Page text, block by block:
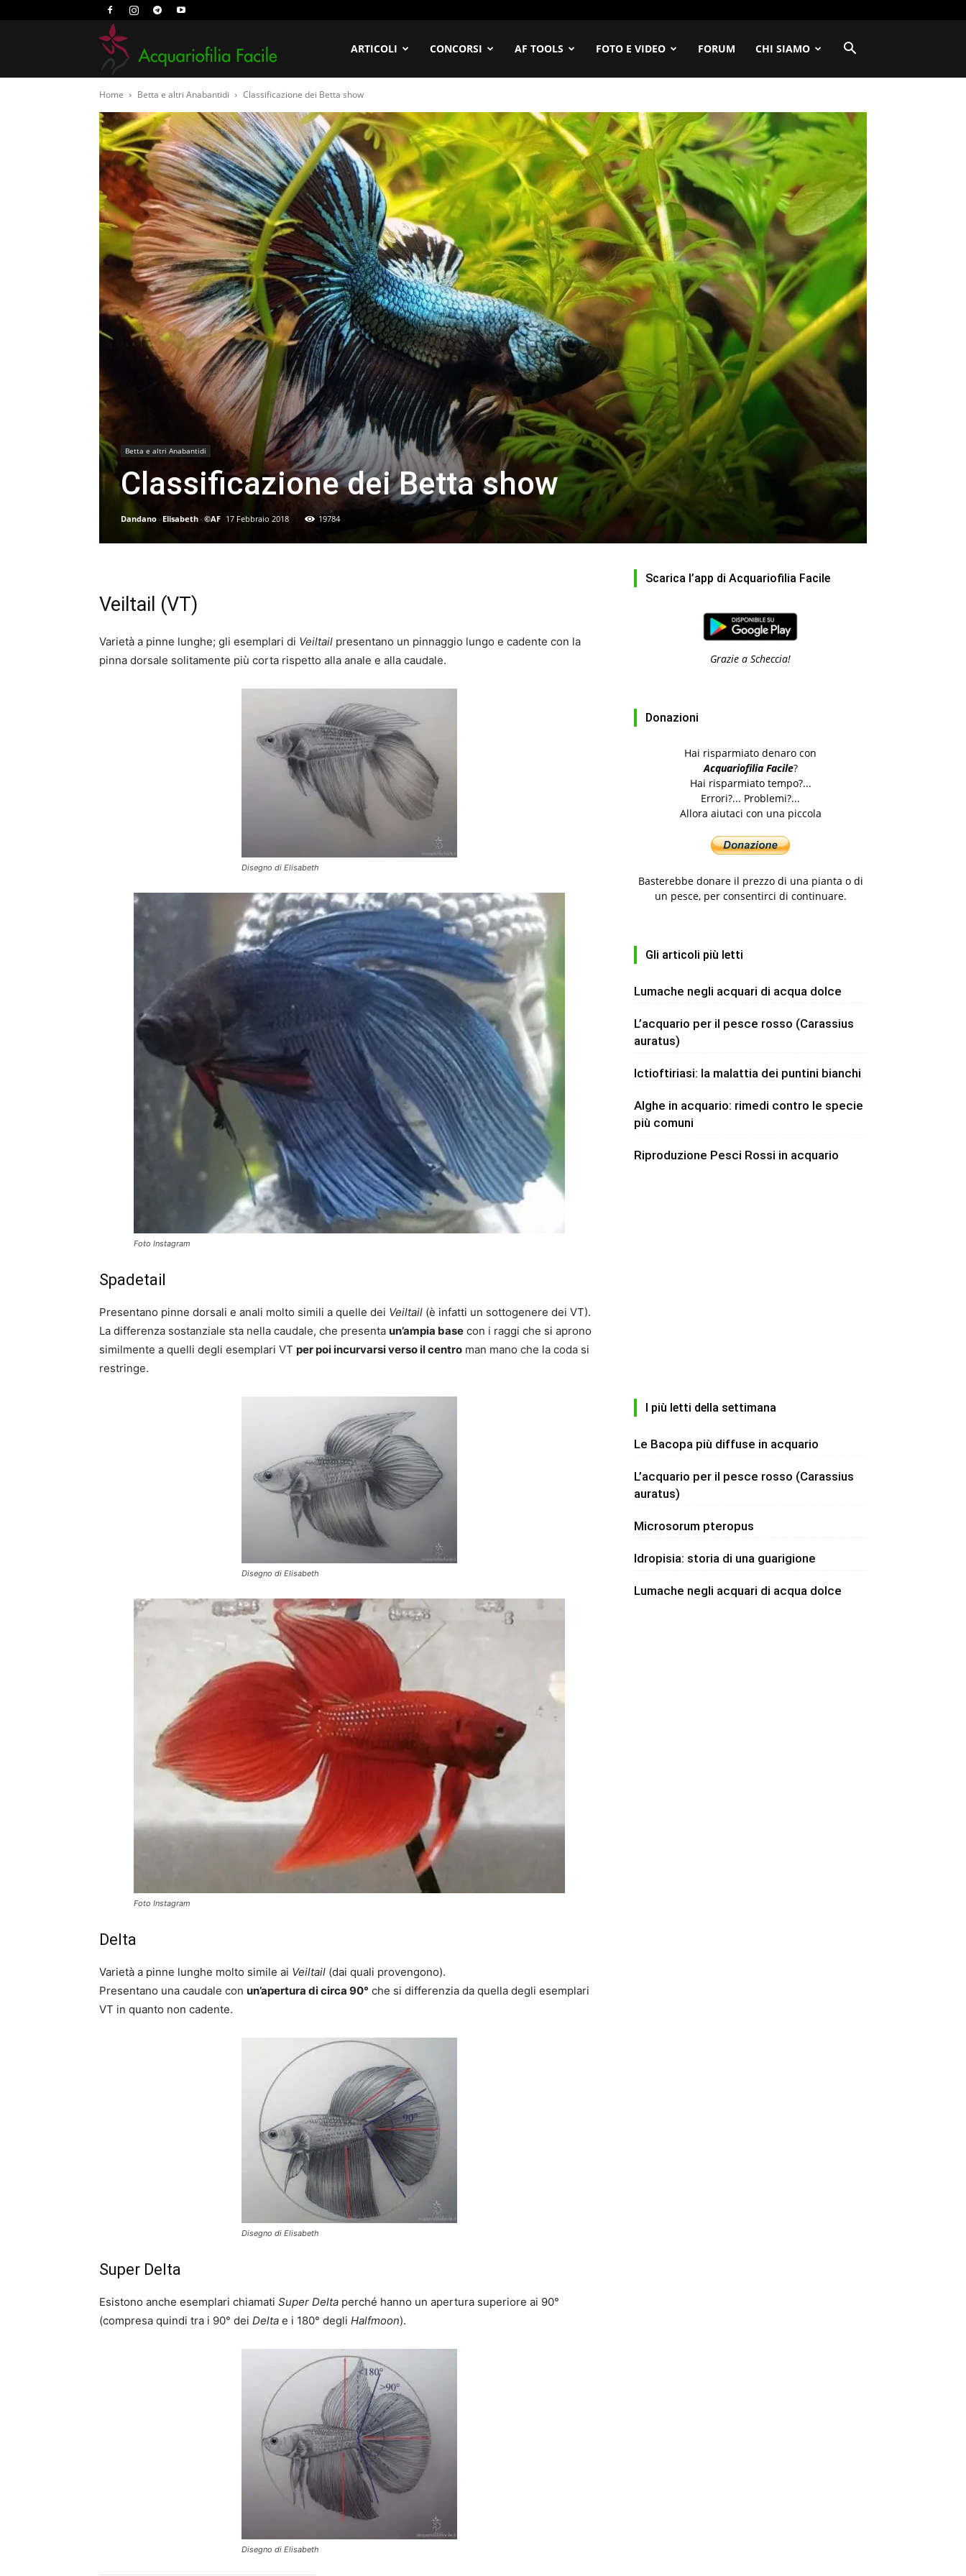
ARTICOLI CONCORSI AF TOOLS FOTO E VIDEO FORUM CHI SIAMO
Home Betta e altri Anabantidi Classificazione dei Betta show
Betta e altri Anabantidi
Classificazione dei Betta show
Dandano- Elisabeth- ©AF 17 Febbraio 2018 19784
Veiltail (VT)
Varietà a pinne lunghe; gli esemplari di Veiltail presentano un pinnaggio lungo e cadente con la
pinna dorsale solitamente più corta rispetto alla anale e alla caudale.
Disegno di Elisabeth
Foto Instagram
Spadetail
Presentano pinne dorsali e anali molto simili a quelle dei Veiltail (è infatti un sottogenere dei VT).
La differenza sostanziale sta nella caudale, che presenta un’ampia base con i raggi che si aprono
similmente a quelli degli esemplari VT per poi incurvarsi verso il centro man mano che la coda si
restringe.
Disegno di Elisabeth
Foto Instagram
Delta
Varietà a pinne lunghe molto simile ai Veiltail (dai quali provengono).
Presentano una caudale con un’apertura di circa 90° che si differenzia da quella degli esemplari
VT in quanto non cadente.
Disegno di Elisabeth
Super Delta
Esistono anche esemplari chiamati Super Delta perché hanno un apertura superiore ai 90°
(compresa quindi tra i 90° dei Delta e i 180° degli Halfmoon).
Disegno di Elisabeth
Scarica l’app di Acquariofilia Facile
Grazie a Scheccia!
Donazioni
Hai risparmiato denaro con
Acquariofilia Facile?
Hai risparmiato tempo?...
Errori?... Problemi?...
Allora aiutaci con una piccola
Basterebbe donare il prezzo di una pianta o di
un pesce, per consentirci di continuare.
Gli articoli più letti
Lumache negli acquari di acqua dolce
L’acquario per il pesce rosso (Carassius
auratus)
Ictioftiriasi: la malattia dei puntini bianchi
Alghe in acquario: rimedi contro le specie
più comuni
Riproduzione Pesci Rossi in acquario
I più letti della settimana
Le Bacopa più diffuse in acquario
L’acquario per il pesce rosso (Carassius
auratus)
Microsorum pteropus
Idropisia: storia di una guarigione
Lumache negli acquari di acqua dolce